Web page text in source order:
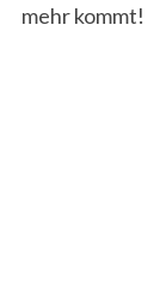
mehr kommt!